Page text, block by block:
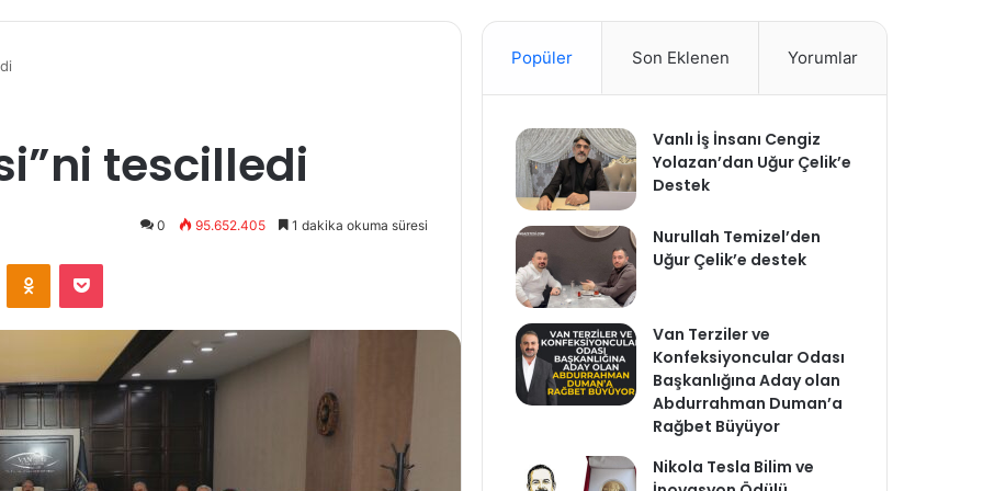
tescilledi
0 95.652.405 1 dakika okuma süresi
Odnoklassniki
Pocket
Popüler Son Eklenen Yorumlar
Vanlı İş İnsanı Cengiz
Yolazan’dan Uğur Çelik’e
Destek
Nurullah Temizel’den
Uğur Çelik’e destek
Van Terziler ve
Konfeksiyoncular Odası
Başkanlığına Aday olan
Abdurrahman Duman’a
Rağbet Büyüyor
Nikola Tesla Bilim ve